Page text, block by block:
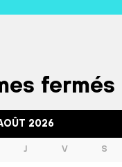
fermés
2026
J V S